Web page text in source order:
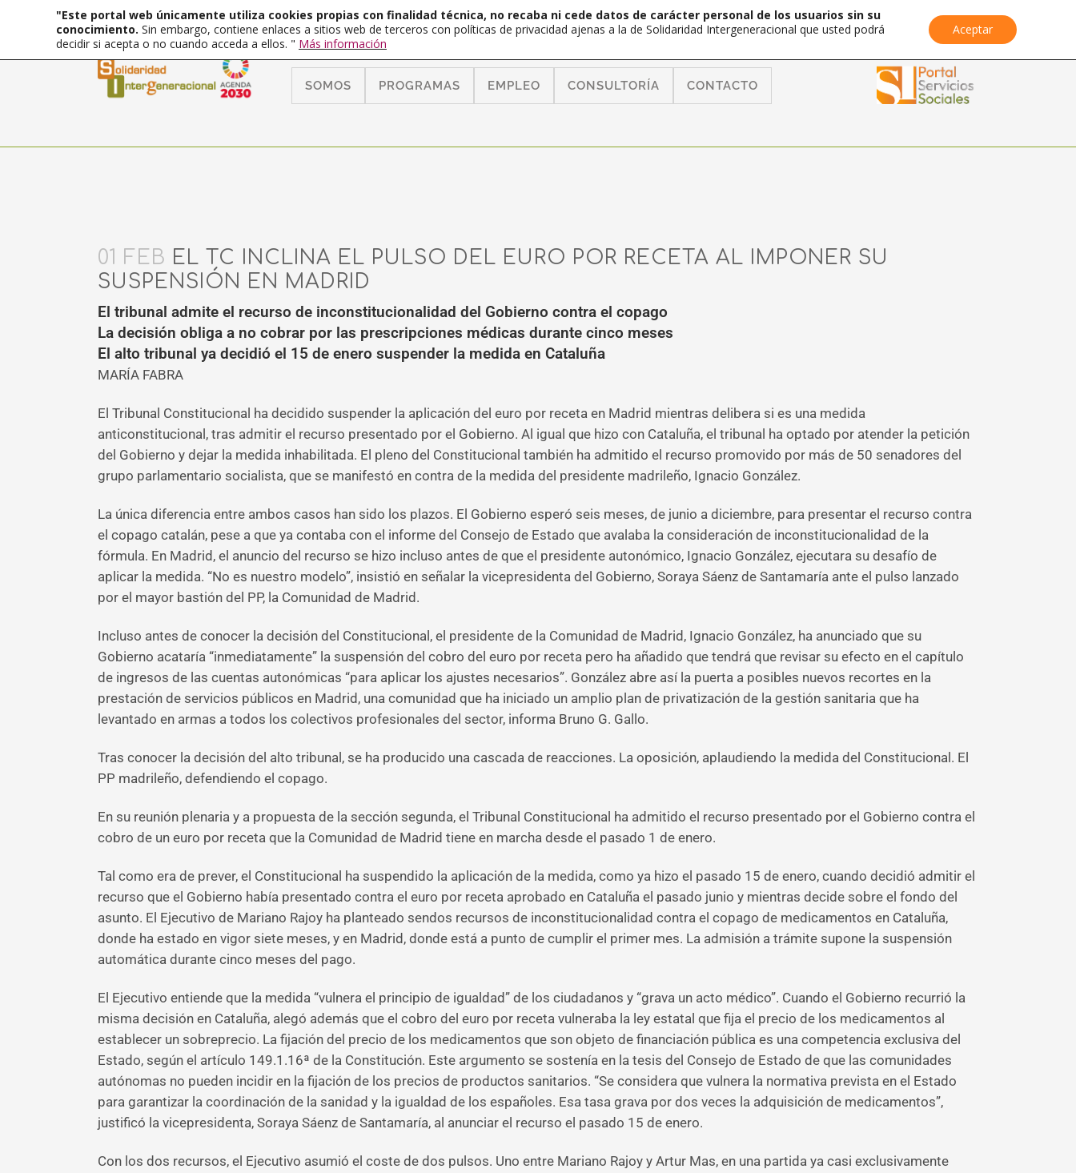
SOMOS PROGRAMAS EMPLEO CONSULTORÍA CONTACTO
01 FEB EL TC INCLINA EL PULSO DEL EURO POR RECETA AL IMPONER SU
SUSPENSIÓN EN MADRID
El tribunal admite el recurso de inconstitucionalidad del Gobierno contra el copago
La decisión obliga a no cobrar por las prescripciones médicas durante cinco meses
El alto tribunal ya decidió el 15 de enero suspender la medida en Cataluña
MARÍA FABRA
El Tribunal Constitucional ha decidido suspender la aplicación del euro por receta en Madrid mientras delibera si es una medida
anticonstitucional, tras admitir el recurso presentado por el Gobierno. Al igual que hizo con Cataluña, el tribunal ha optado por atender la petición
del Gobierno y dejar la medida inhabilitada. El pleno del Constitucional también ha admitido el recurso promovido por más de 50 senadores del
grupo parlamentario socialista, que se manifestó en contra de la medida del presidente madrileño, Ignacio González.
La única diferencia entre ambos casos han sido los plazos. El Gobierno esperó seis meses, de junio a diciembre, para presentar el recurso contra
el copago catalán, pese a que ya contaba con el informe del Consejo de Estado que avalaba la consideración de inconstitucionalidad de la
fórmula. En Madrid, el anuncio del recurso se hizo incluso antes de que el presidente autonómico, Ignacio González, ejecutara su desafío de
aplicar la medida. “No es nuestro modelo”, insistió en señalar la vicepresidenta del Gobierno, Soraya Sáenz de Santamaría ante el pulso lanzado
por el mayor bastión del PP, la Comunidad de Madrid.
Incluso antes de conocer la decisión del Constitucional, el presidente de la Comunidad de Madrid, Ignacio González, ha anunciado que su
Gobierno acataría “inmediatamente” la suspensión del cobro del euro por receta pero ha añadido que tendrá que revisar su efecto en el capítulo
de ingresos de las cuentas autonómicas “para aplicar los ajustes necesarios”. González abre así la puerta a posibles nuevos recortes en la
prestación de servicios públicos en Madrid, una comunidad que ha iniciado un amplio plan de privatización de la gestión sanitaria que ha
levantado en armas a todos los colectivos profesionales del sector, informa Bruno G. Gallo.
Tras conocer la decisión del alto tribunal, se ha producido una cascada de reacciones. La oposición, aplaudiendo la medida del Constitucional. El
PP madrileño, defendiendo el copago.
En su reunión plenaria y a propuesta de la sección segunda, el Tribunal Constitucional ha admitido el recurso presentado por el Gobierno contra el
cobro de un euro por receta que la Comunidad de Madrid tiene en marcha desde el pasado 1 de enero.
Tal como era de prever, el Constitucional ha suspendido la aplicación de la medida, como ya hizo el pasado 15 de enero, cuando decidió admitir el
recurso que el Gobierno había presentado contra el euro por receta aprobado en Cataluña el pasado junio y mientras decide sobre el fondo del
asunto. El Ejecutivo de Mariano Rajoy ha planteado sendos recursos de inconstitucionalidad contra el copago de medicamentos en Cataluña,
donde ha estado en vigor siete meses, y en Madrid, donde está a punto de cumplir el primer mes. La admisión a trámite supone la suspensión
automática durante cinco meses del pago.
El Ejecutivo entiende que la medida “vulnera el principio de igualdad” de los ciudadanos y “grava un acto médico”. Cuando el Gobierno recurrió la
misma decisión en Cataluña, alegó además que el cobro del euro por receta vulneraba la ley estatal que fija el precio de los medicamentos al
establecer un sobreprecio. La fijación del precio de los medicamentos que son objeto de financiación pública es una competencia exclusiva del
Estado, según el artículo 149.1.16ª de la Constitución. Este argumento se sostenía en la tesis del Consejo de Estado de que las comunidades
autónomas no pueden incidir en la fijación de los precios de productos sanitarios. “Se considera que vulnera la normativa prevista en el Estado
para garantizar la coordinación de la sanidad y la igualdad de los españoles. Esa tasa grava por dos veces la adquisición de medicamentos”,
justificó la vicepresidenta, Soraya Sáenz de Santamaría, al anunciar el recurso el pasado 15 de enero.
Con los dos recursos, el Ejecutivo asumió el coste de dos pulsos. Uno entre Mariano Rajoy y Artur Mas, en una partida ya casi exclusivamente
"Este portal web únicamente utiliza cookies propias con finalidad técnica, no recaba ni cede datos de carácter personal de los usuarios sin su
conocimiento. Sin embargo, contiene enlaces a sitios web de terceros con políticas de privacidad ajenas a la de Solidaridad Intergeneracional que usted podrá
decidir si acepta o no cuando acceda a ellos. " Más información
Aceptar